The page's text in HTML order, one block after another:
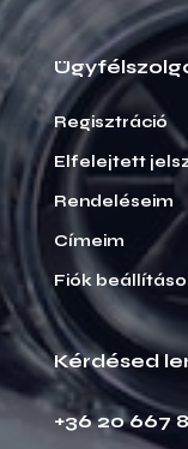
Regisztráció
Elfelejtett
Rendeléseim
Címeim
Fiók
Kérdésed
+36 20 667